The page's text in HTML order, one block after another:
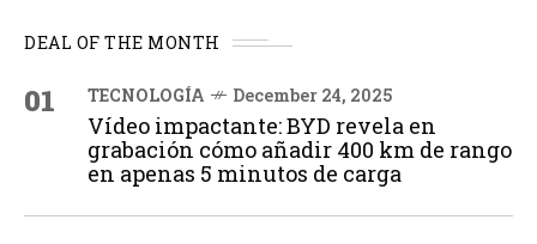
DEAL OF THE MONTH
01 TECNOLOGÍA December 24, 2025
Vídeo impactante: BYD revela en
grabación cómo añadir 400 km de rango
en apenas 5 minutos de carga